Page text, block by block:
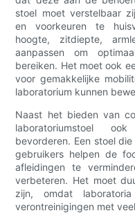
stoel moet verstelbaar
en voorkeuren te
hoogte, zitdiepte,
aanpassen om
bereiken. Het moet ook
voor gemakkelijke
laboratorium kunnen
Naast het bieden van
laboratoriumstoel
bevorderen. Een stoel
gebruikers helpen de
afleidingen te
verbeteren. Het moet
zijn, omdat
verontreinigingen met